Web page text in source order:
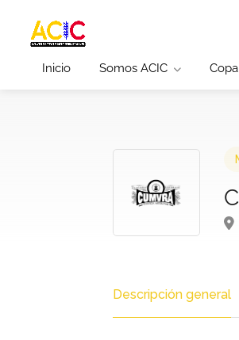
Inicio Somos ACIC
Descripción general